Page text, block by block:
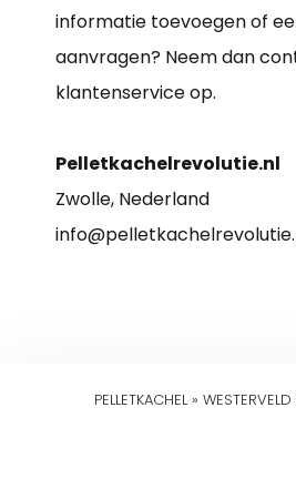
informatie toevoegen of
aanvragen? Neem dan
klantenservice op.
Pelletkachelrevolutie.nl
Zwolle, Nederland
PELLETKACHEL» WESTERVELD